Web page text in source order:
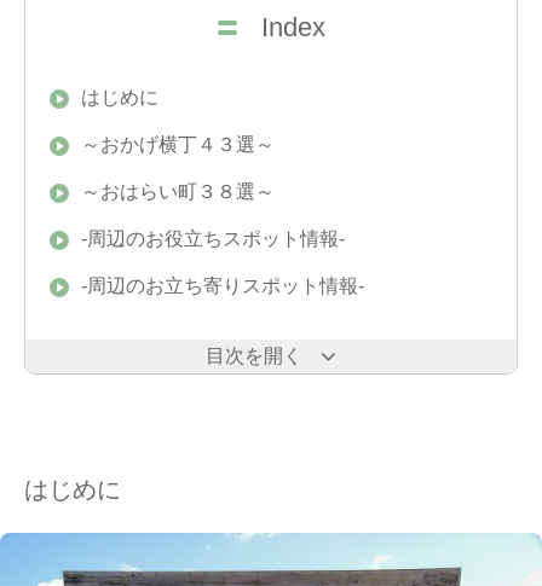
目次を開く
Index
はじめに
～おかげ横丁４３選～
～おはらい町３８選～
-周辺のお役立ちスポット情報-
-周辺のお立ち寄りスポット情報-
はじめに